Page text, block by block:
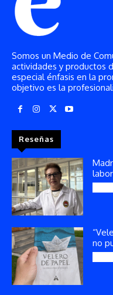
Somos un Medio de
actividades y productos
especial énfasis en la
objetivo es la
Reseñas
no